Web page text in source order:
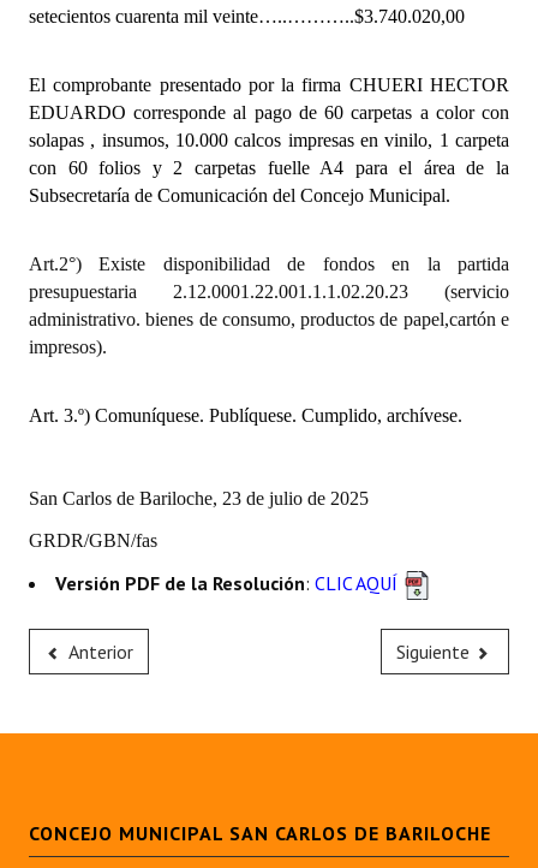
Datos Históricos
Premio al Mérito - Registro
Audiencias Públicas - Registro
Mujeres que Dejaron Huellas - Registro
Ciudadano Ilustre - Registro
Banca del Vecino - Registro
Antiguos Pobladores - Registro
Bariloche, Municipio intercultural
setecientos cuarenta mil veinte…..………..$3.740.020,00
El comprobante presentado por la firma CHUERI HECTOR
EDUARDO corresponde al pago de 60 carpetas a color con
solapas , insumos, 10.000 calcos impresas en vinilo, 1 carpeta
con 60 folios y 2 carpetas fuelle A4 para el área de la
Subsecretaría de Comunicación del Concejo Municipal.
Art.2°) Existe disponibilidad de fondos en la partida
presupuestaria 2.12.0001.22.001.1.1.02.20.23 (servicio
administrativo. bienes de consumo, productos de papel,cartón e
impresos).
Art. 3.º) Comuníquese. Publíquese. Cumplido, archívese.
San Carlos de Bariloche, 23 de julio de 2025
GRDR/GBN/fas
Versión PDF de la Resolución: CLIC AQUÍ
Anterior Siguiente
CONCEJO MUNICIPAL SAN CARLOS DE BARILOCHE